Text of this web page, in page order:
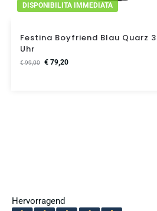
DISPONIBILITA IMMEDIATA
Festina Boyfriend Blau Quarz
Uhr
€99,00 €79,20
Hervorragend